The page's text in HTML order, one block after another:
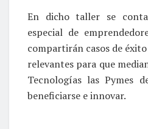
En dicho taller se
especial de
compartirán casos de
relevantes para que
Tecnologías las Pymes
beneficiarse e innovar.